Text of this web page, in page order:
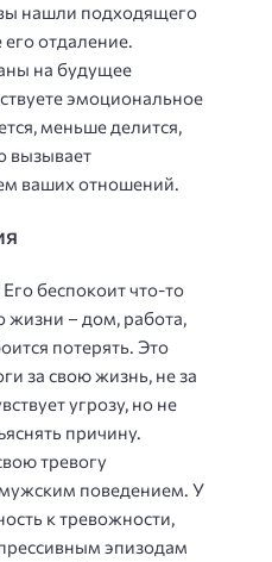
нашли подходящего
отдаление.
на будущее
эмоциональное
меньше делится,
вызывает
ваших отношений.
беспокоит что-то
жизни – дом, работа,
потерять. Это
за свою жизнь, не за
угрозу, но не
причину.
тревогу
поведением. У
к тревожности,
эпизодам